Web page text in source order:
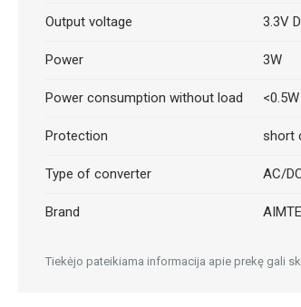
Output voltage 3.3V
Power 3W
Power consumption without load <0.5W
Protection short
Type of converter AC/
Brand
Tiekėjo pateikiama informacija apie prekę gali